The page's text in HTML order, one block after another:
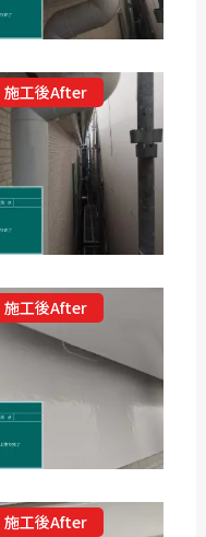
施工後After
施工後After
施工後After